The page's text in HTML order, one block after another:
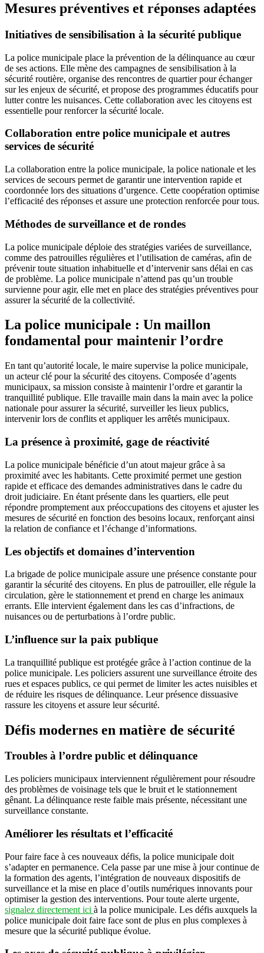
Mesures préventives et réponses adaptées
Initiatives de sensibilisation à la sécurité publique
La police municipale place la prévention de la délinquance au cœur
de ses actions. Elle mène des campagnes de sensibilisation à la
sécurité routière, organise des rencontres de quartier pour échanger
sur les enjeux de sécurité, et propose des programmes éducatifs pour
lutter contre les nuisances. Cette collaboration avec les citoyens est
essentielle pour renforcer la sécurité locale.
Collaboration entre police municipale et autres
services de sécurité
La collaboration entre la police municipale, la police nationale et les
services de secours permet de garantir une intervention rapide et
coordonnée lors des situations d’urgence. Cette coopération optimise
l’efficacité des réponses et assure une protection renforcée pour tous.
Méthodes de surveillance et de rondes
La police municipale déploie des stratégies variées de surveillance,
comme des patrouilles régulières et l’utilisation de caméras, afin de
prévenir toute situation inhabituelle et d’intervenir sans délai en cas
de problème. La police municipale n’attend pas qu’un trouble
survienne pour agir, elle met en place des stratégies préventives pour
assurer la sécurité de la collectivité.
La police municipale : Un maillon
fondamental pour maintenir l’ordre
En tant qu’autorité locale, le maire supervise la police municipale,
un acteur clé pour la sécurité des citoyens. Composée d’agents
municipaux, sa mission consiste à maintenir l’ordre et garantir la
tranquillité publique. Elle travaille main dans la main avec la police
nationale pour assurer la sécurité, surveiller les lieux publics,
intervenir lors de conflits et appliquer les arrêtés municipaux.
La présence à proximité, gage de réactivité
La police municipale bénéficie d’un atout majeur grâce à sa
proximité avec les habitants. Cette proximité permet une gestion
rapide et efficace des demandes administratives dans le cadre du
droit judiciaire. En étant présente dans les quartiers, elle peut
répondre promptement aux préoccupations des citoyens et ajuster les
mesures de sécurité en fonction des besoins locaux, renforçant ainsi
la relation de confiance et l’échange d’informations.
Les objectifs et domaines d’intervention
La brigade de police municipale assure une présence constante pour
garantir la sécurité des citoyens. En plus de patrouiller, elle régule la
circulation, gère le stationnement et prend en charge les animaux
errants. Elle intervient également dans les cas d’infractions, de
nuisances ou de perturbations à l’ordre public.
L’influence sur la paix publique
La tranquillité publique est protégée grâce à l’action continue de la
police municipale. Les policiers assurent une surveillance étroite des
rues et espaces publics, ce qui permet de limiter les actes nuisibles et
de réduire les risques de délinquance. Leur présence dissuasive
rassure les citoyens et assure leur sécurité.
Défis modernes en matière de sécurité
Troubles à l’ordre public et délinquance
Les policiers municipaux interviennent régulièrement pour résoudre
des problèmes de voisinage tels que le bruit et le stationnement
gênant. La délinquance reste faible mais présente, nécessitant une
surveillance constante.
Améliorer les résultats et l’efficacité
Pour faire face à ces nouveaux défis, la police municipale doit
s’adapter en permanence. Cela passe par une mise à jour continue de
la formation des agents, l’intégration de nouveaux dispositifs de
surveillance et la mise en place d’outils numériques innovants pour
optimiser la gestion des interventions. Pour toute alerte urgente,
signalez directement ici à la police municipale. Les défis auxquels la
police municipale doit faire face sont de plus en plus complexes à
mesure que la sécurité publique évolue.